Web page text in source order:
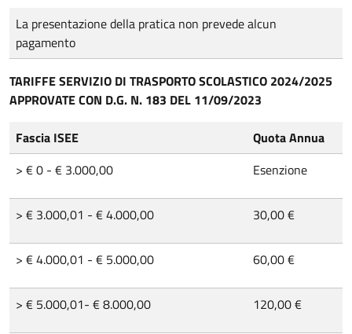
Tipo di pagamento
Importo
La presentazione della pratica non prevede alcun
pagamento
TARIFFE SERVIZIO DI TRASPORTO SCOLASTICO 2024/2025
APPROVATE CON D.G. N. 183 DEL 11/09/2023
Fascia ISEE
Quota Annua
> € 0 - € 3.000,00
Esenzione
> € 3.000,01 - € 4.000,00 30,00 €
> € 4.000,01 - € 5.000,00 60,00 €
> € 5.000,01- € 8.000,00 120,00 €